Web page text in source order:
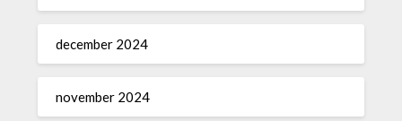
december 2024
november 2024